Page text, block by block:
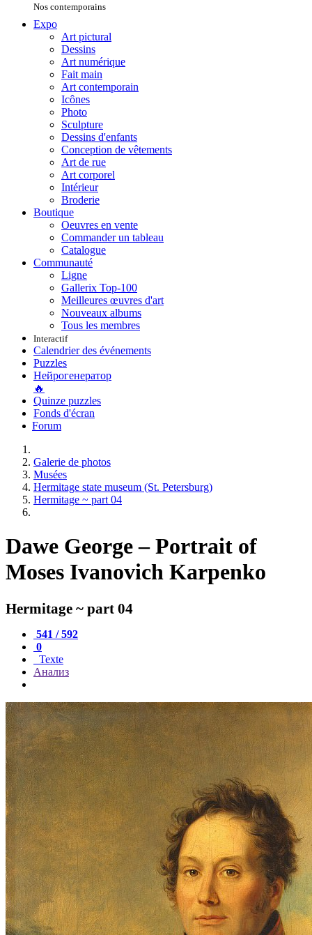
Nos contemporains
Expo
Art pictural
Dessins
Art numérique
Fait main
Art contemporain
Icônes
Photo
Sculpture
Dessins d'enfants
Conception de vêtements
Art de rue
Art corporel
Intérieur
Broderie
Boutique
Oeuvres en vente
Commander un tableau
Catalogue
Communauté
Ligne
Gallerix Top-100
Meilleures œuvres d'art
Nouveaux albums
Tous les membres
Interactif
Calendrier des événements
Puzzles
Нейрогенератор
🔥
Quinze puzzles
Fonds d'écran
Forum
Galerie de photos
Musées
Hermitage state museum (St. Petersburg)
Hermitage ~ part 04
Dawe George – Portrait of
Moses Ivanovich Karpenko
Hermitage ~ part 04
541 / 592
0
Texte
Анализ